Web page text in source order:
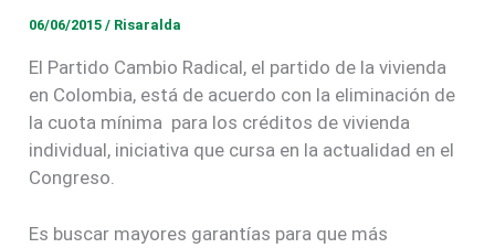
06/06/2015/ Risaralda
El Partido Cambio Radical, el partido de la vivienda
en Colombia, está de acuerdo con la eliminación de
la cuota mínima para los créditos de vivienda
individual, iniciativa que cursa en la actualidad en el
Congreso.
Es buscar mayores garantías para que más